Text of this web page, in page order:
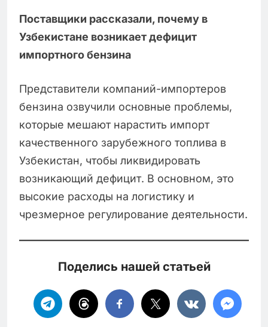
Поставщики рассказали, почему в
Узбекистане возникает дефицит
импортного бензина
Представители компаний-импортеров
бензина озвучили основные проблемы,
которые мешают нарастить импорт
качественного зарубежного топлива в
Узбекистан, чтобы ликвидировать
возникающий дефицит. В основном, это
высокие расходы на логистику и
чрезмерное регулирование деятельности.
Поделись нашей статьей